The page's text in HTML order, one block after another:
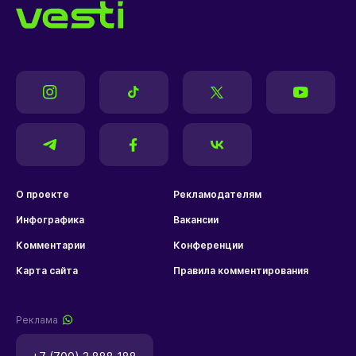
О проекте Рекламодателям
Инфографика Вакансии
Комментарии Конференции
Карта сайта Правила комментирования
Реклама